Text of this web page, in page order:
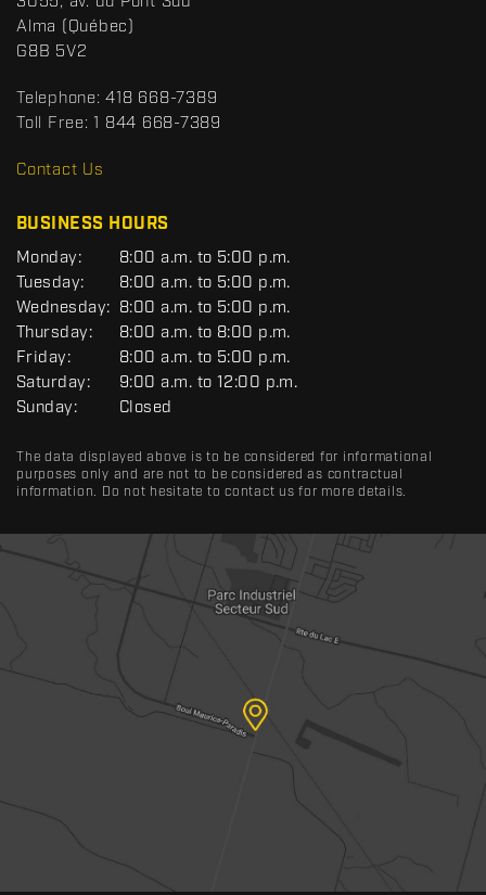
a
c
t
p
o
t
s
R
Alma (Québec)
G8B 5V2
Telephone: 418 668-7389
Toll Free: 1 844 668-7389
Contact Us
BUSINESS HOURS
G
E
N
E
R
A
L
Monday:
8:00 a.m. to 5:00 p.m.
Tuesday:
8:00 a.m. to 5:00 p.m.
Wednesday: 8:00 a.m. to 5:00 p.m.
Thursday:
8:00 a.m. to 8:00 p.m.
Friday:
8:00 a.m. to 5:00 p.m.
Saturday:
9:00 a.m. to 12:00 p.m.
Sunday:
Closed
The data displayed above is to be considered for informational
purposes only and are not to be considered as contractual
information. Do not hesitate to contact us for more details.